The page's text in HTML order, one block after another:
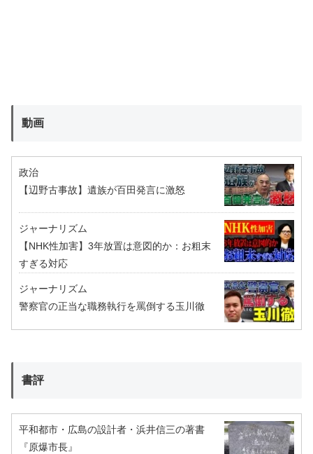
動画
政治
【辺野古事故】遺族が百田発言に激怒
ジャーナリズム
【NHK性加害】3年放置は意図的か：お粗末
すぎる対応
ジャーナリズム
警察官の正当な職務執行を罵倒する玉川徹
書評
平和都市・広島の設計者・浜井信三の著書
『原爆市長』